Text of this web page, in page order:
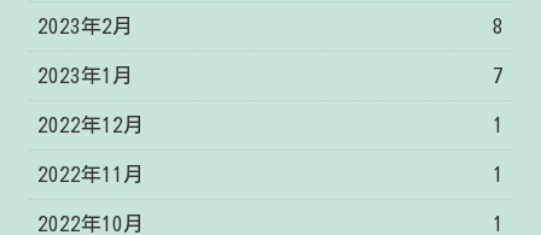
2023年2月 8
2023年1月 7
2022年12月 1
2022年11月 1
2022年10月 1